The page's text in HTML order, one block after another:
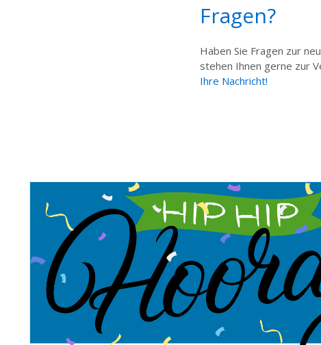
Fragen?
Haben Sie Fragen zur
stehen Ihnen gerne zur
Ihre Nachricht!